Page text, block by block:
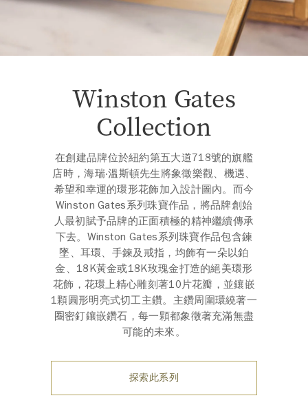
Winston Gates
Collection
在創建品牌位於紐約第五大道718號的旗艦
店時，海瑞‧溫斯頓先生將象徵樂觀、機遇、
希望和幸運的環形花飾加入設計圖內。而今
Winston Gates系列珠寶作品，將品牌創始
人最初賦予品牌的正面積極的精神繼續傳承
下去。Winston Gates系列珠寶作品包含鍊
墜、耳環、手鍊及戒指，均飾有一朵以鉑
金、18K黃金或18K玫瑰金打造的絕美環形
花飾，花環上精心雕刻著10片花瓣，並鑲嵌
1顆圓形明亮式切工主鑽。主鑽周圍環繞著一
圈密釘鑲嵌鑽石，每一顆都象徵著充滿無盡
可能的未來。
探索此系列